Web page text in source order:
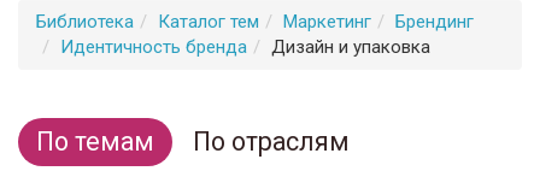
Библиотека Каталог тем Маркетинг
Брендинг
Идентичность бренда
Дизайн и упаковка
По темам
По отраслям